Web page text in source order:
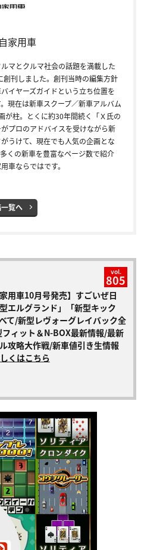
家用車
マとクルマ社会の話題を満載した
刊しました。創刊当時の編集方針
イヤーズガイドという立ち位置を
現在は新車スクープ／新車アルバム
が柱。とくに約30年間続く「Ｘ氏の
プロのアドバイスを受けながら新
うけて、現在でも人気の企画とな
くの新車を豊富なページ数で紹介
車ならではです。
覧へ
vol.
805
家用車10月号発売】すごいぜ日
エルグランド」「新型キック
て/新型レヴォーグレイバック全
ィット＆N-BOX最新情報/最新
攻略大作戦/新車値引き生情報
くはこちら